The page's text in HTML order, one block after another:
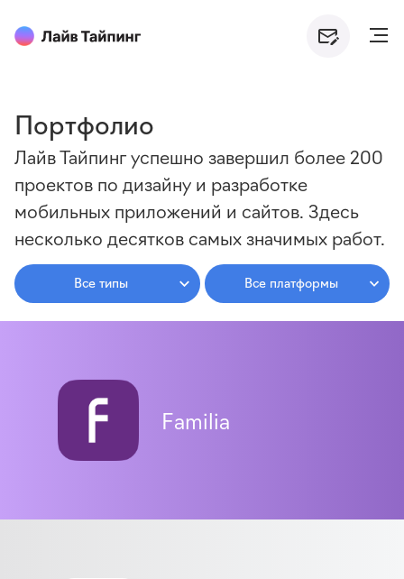
Портфолио
Лайв Тайпинг успешно завершил более 200
проектов по дизайну и разработке
мобильных приложений и сайтов. Здесь
несколько десятков самых значимых работ.
Все типы Все платформы
Familia